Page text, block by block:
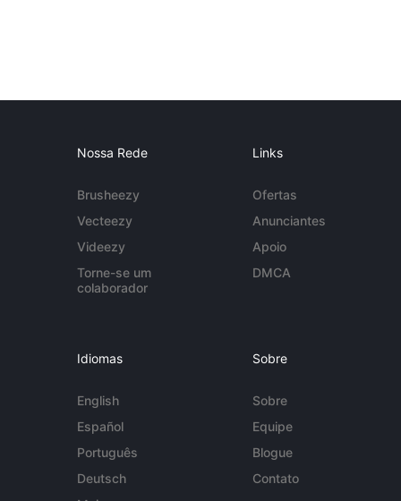
Nossa Rede
Brusheezy
Vecteezy
Videezy
Torne-se um
colaborador
Links
Ofertas
Anunciantes
Apoio
DMCA
Idiomas
English
Español
Português
Deutsch
Sobre
Sobre
Equipe
Blogue
Contato